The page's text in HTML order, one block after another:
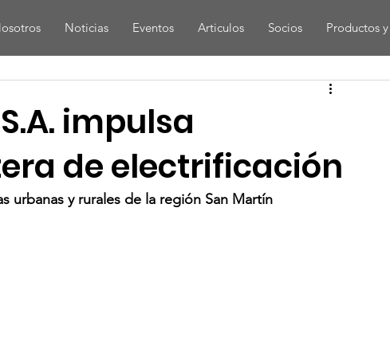
Noticias Eventos Articulos Socios Productos
impulsa
de electrificación
urbanas y rurales de la región San Martín